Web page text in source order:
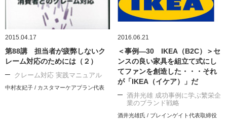
2015.04.17
第88講 担当者が疲弊しないク
レーム対応のためには（２）
クレーム対応 実践マニュアル
中村友妃子 / カスタマーケアプラン代表
2016.06.21
＜事例―30 IKEA（B2C）＞セ
ンスの良い家具を組立て式にし
てファンを創造した・・・それ
が「IKEA（イケア）」だ
酒井光雄 成功事例に学ぶ繁栄企
業のブランド戦略
酒井光雄氏 / ブレインゲイト代表取締役